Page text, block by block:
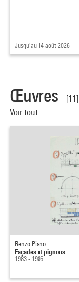
Jusqu'au 14 août 2026
Œuvres
[11]
Voir tout
Renzo Piano
Façades et pignons
1983 - 1986